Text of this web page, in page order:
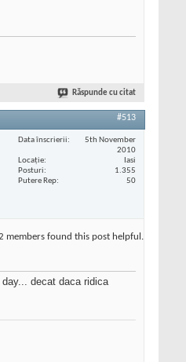
Răspunde cu citat
#513
Data înscrierii
5th November
2010
Locaţie
Iasi
Posturi
1.355
Putere Rep
50
members found this post helpful.
decat daca ridica